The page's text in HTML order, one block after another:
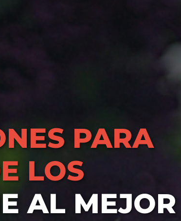
PARA
LOS
AL MEJOR